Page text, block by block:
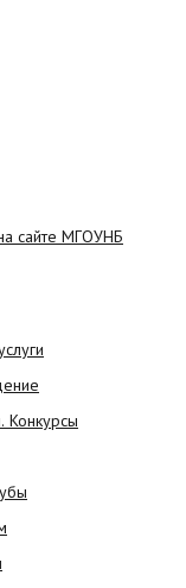
сайте МГОУНБ
Конкурсы